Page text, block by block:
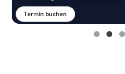
Termin buchen